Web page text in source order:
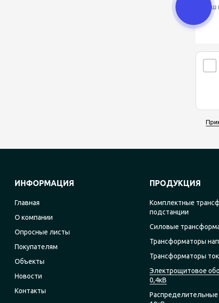
ИНФОРМАЦИЯ
Главная
О компании
Опросные листы
Покупателям
Объекты
Новости
Контакты
ПРОДУКЦИЯ
Комплектные
подстанции
Силовые
Трансформаторы
Трансформаторы
Электрощитовое
0,4кВ
Распределительные